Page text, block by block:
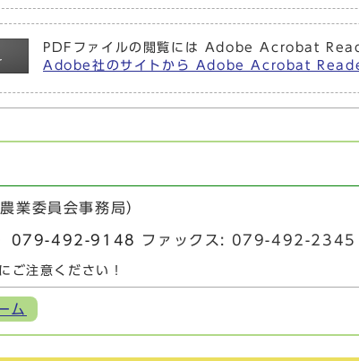
PDFファイルの閲覧には Adobe Acrobat
Adobe社のサイトから Adobe Acrobat Reader
業委員会事務局）
079-492-9148 ファックス: 079-492-2345
ご注意ください！
ム